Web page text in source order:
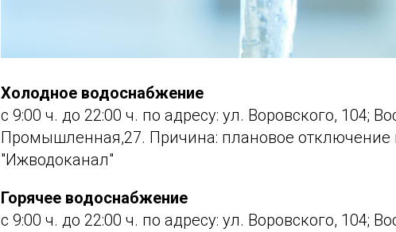
Холодное водоснабжение
с 9:00 ч. до 22:00 ч. по адресу: ул. Воровского, 104;
Промышленная,27. Причина: плановое
"Ижводоканал"
Горячее водоснабжение
с 9:00 ч. до 22:00 ч. по адресу: ул. Воровского, 104;